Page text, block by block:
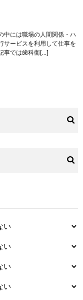
中には職場の人間関係・ハ
サービスを利用して仕事を
事では歯科衛[…]